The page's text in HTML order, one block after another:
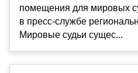
помещения для мировых
в пресс-службе
Мировые судьи сущес...